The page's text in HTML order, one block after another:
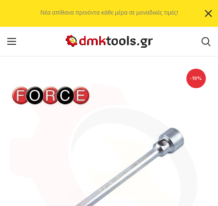
-10%
Νέα απίθανα προιόντα κάθε μέρα σε μοναδικές τιμές!